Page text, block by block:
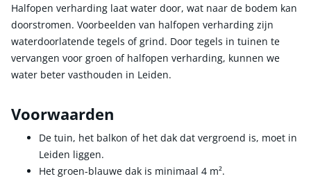
Halfopen verharding laat water door, wat naar de bodem kan
doorstromen. Voorbeelden van halfopen verharding zijn
waterdoorlatende tegels of grind. Door tegels in tuinen te
vervangen voor groen of halfopen verharding, kunnen we
water beter vasthouden in Leiden.
Voorwaarden
De tuin, het balkon of het dak dat vergroend is, moet in
Leiden liggen.
Het groen-blauwe dak is minimaal 4 m².